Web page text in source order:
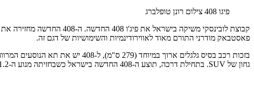
פיגו 408 צילום רונן טופלברג
פאסטבאק מודרני התורם מאוד לאווירודינמיות והשימושיות של דגם זה.
גחון של SUV. בתחילת דרכה, תוצע ה-408 החדשה בישראל כשבחזיתה מנוע ה-1.2 ליטר PureTech עם תיבת 8 הילוכים אוטומטית.